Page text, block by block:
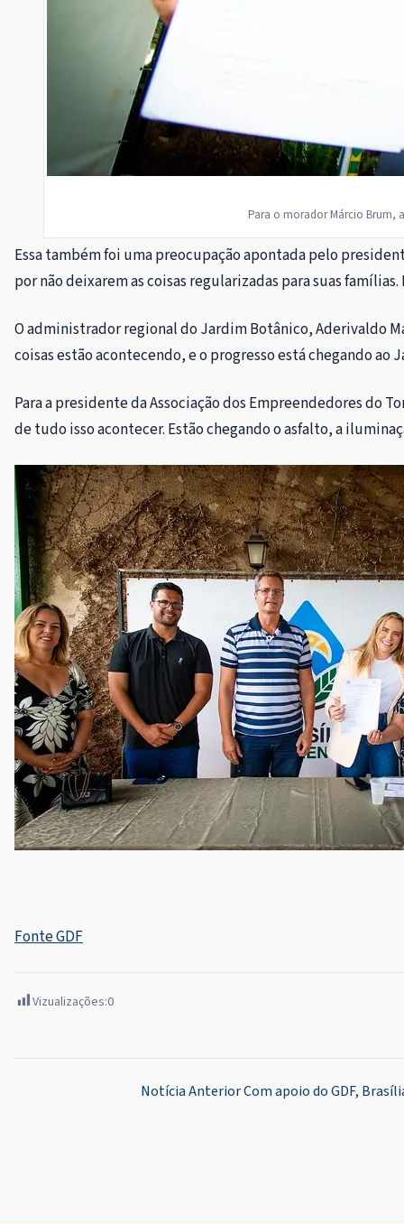
Para o morador Márcio Brum,
Essa também foi uma preocupação apontada pelo
por não deixarem as coisas regularizadas para suas
O administrador regional do Jardim Botânico, Aderivaldo
coisas estão acontecendo, e o progresso está chegando
Para a presidente da Associação dos Empreendedores do
de tudo isso acontecer. Estão chegando o asfalto, a
Fonte GDF
Vizualizações:0
Notícia AnteriorCom apoio do GDF,